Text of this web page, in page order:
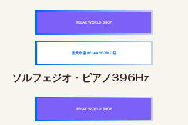
RELAX WORLD SHOP
楽天市場 RELAX WORLD店
ソルフェジオ・ピアノ396Hz
RELAX WORLD SHOP